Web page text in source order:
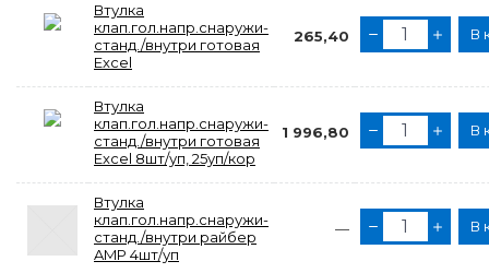
Втулка
клап.гол.напр.снаружи-
станд./внутри готовая
Excel
265,40 В
Втулка
клап.гол.напр.снаружи-
станд./внутри готовая
Excel 8шт/уп, 25уп/кор
1 996,80 В
Втулка
клап.гол.напр.снаружи-
станд./внутри райбер
AMP 4шт/уп
— В